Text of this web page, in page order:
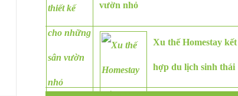
vườn nhỏ
Xu thế Homestay kết
hợp du lịch sinh thái